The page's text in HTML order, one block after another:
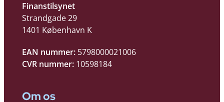
Finanstilsynet
Strandgade 29
1401 København K
EAN nummer: 5798000021006
CVR nummer: 10598184
Om os